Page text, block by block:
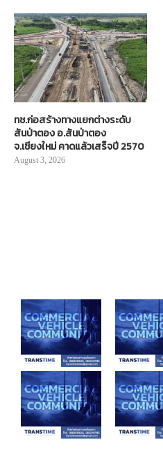
ทช.ก่อสร้างทางแยกต่างระดับ
สันป่าตอง อ.สันป่าตอง
จ.เชียงใหม่ คาดแล้วเสร็จปี 2570
August 3, 2026